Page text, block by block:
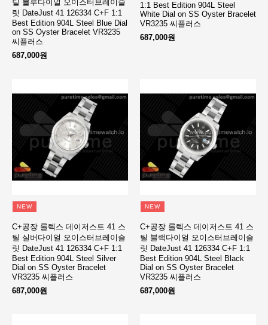
틸 블루다이얼 오이스터브레이슬
릿 DateJust 41 126334 C+F 1:1
Best Edition 904L Steel Blue Dial
on SS Oyster Bracelet VR3235
씨플러스
687,000원
1:1 Best Edition 904L Steel
White Dial on SS Oyster Bracelet
VR3235 씨플러스
687,000원
NEW
C+공장 롤렉스 데이저스트 41 스
틸 실버다이얼 오이스터브레이슬
릿 DateJust 41 126334 C+F 1:1
Best Edition 904L Steel Silver
Dial on SS Oyster Bracelet
VR3235 씨플러스
687,000원
NEW
C+공장 롤렉스 데이저스트 41 스
틸 블랙다이얼 오이스터브레이슬
릿 DateJust 41 126334 C+F 1:1
Best Edition 904L Steel Black
Dial on SS Oyster Bracelet
VR3235 씨플러스
687,000원